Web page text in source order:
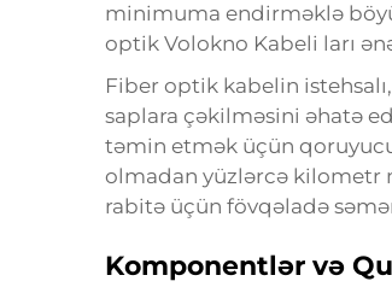
minimuma endirməklə
optik Volokno Kabeli ları
Fiber optik kabelin
saplara çəkilməsini əhatə
təmin etmək üçün
olmadan yüzlərcə kilometr
rabitə üçün fövqəladə
Komponentlər və